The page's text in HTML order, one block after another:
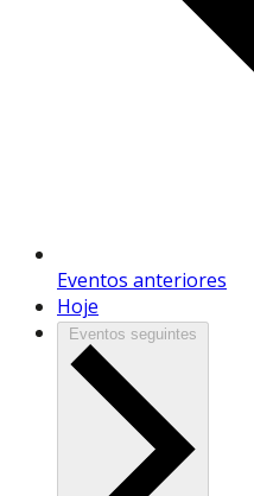
Eventos anteriores
Hoje
Eventos seguintes